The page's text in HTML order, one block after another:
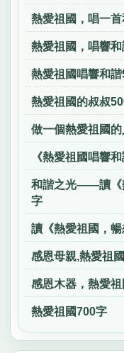
熱愛祖國，唱一
熱愛祖國，唱響
熱愛祖國唱響和
熱愛祖國的叔叔
做一個熱愛祖國
《熱愛祖國唱響
和諧之光——讀《
字
讀《熱愛祖國，
感恩母親,熱愛祖
感恩木器，熱愛
熱愛祖國700字